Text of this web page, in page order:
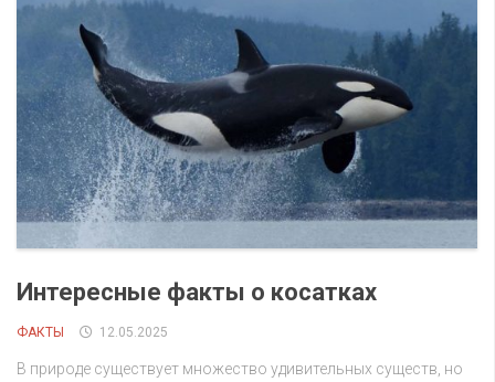
Интересные факты о косатках
ФАКТЫ 12.05.2025
В природе существует множество удивительных существ, но